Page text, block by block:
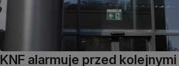
KNF alarmuje przed